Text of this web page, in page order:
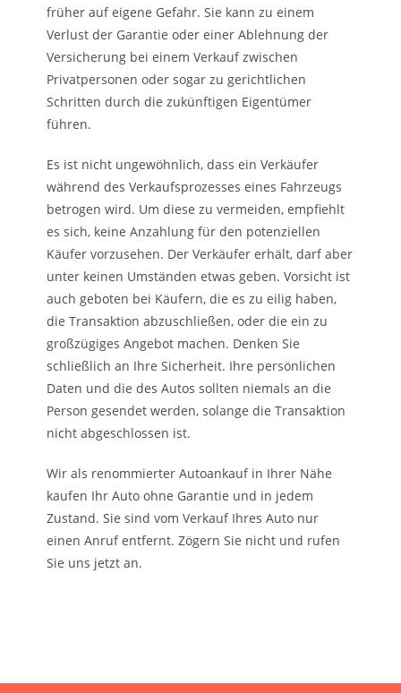
früher auf eigene Gefahr. Sie kann zu einem
Verlust der Garantie oder einer Ablehnung der
Versicherung bei einem Verkauf zwischen
Privatpersonen oder sogar zu gerichtlichen
Schritten durch die zukünftigen Eigentümer
führen.
Es ist nicht ungewöhnlich, dass ein Verkäufer
während des Verkaufsprozesses eines Fahrzeugs
betrogen wird. Um diese zu vermeiden, empfiehlt
es sich, keine Anzahlung für den potenziellen
Käufer vorzusehen. Der Verkäufer erhält, darf aber
unter keinen Umständen etwas geben. Vorsicht ist
auch geboten bei Käufern, die es zu eilig haben,
die Transaktion abzuschließen, oder die ein zu
großzügiges Angebot machen. Denken Sie
schließlich an Ihre Sicherheit. Ihre persönlichen
Daten und die des Autos sollten niemals an die
Person gesendet werden, solange die Transaktion
nicht abgeschlossen ist.
Wir als renommierter Autoankauf in Ihrer Nähe
kaufen Ihr Auto ohne Garantie und in jedem
Zustand. Sie sind vom Verkauf Ihres Auto nur
einen Anruf entfernt. Zögern Sie nicht und rufen
Sie uns jetzt an.